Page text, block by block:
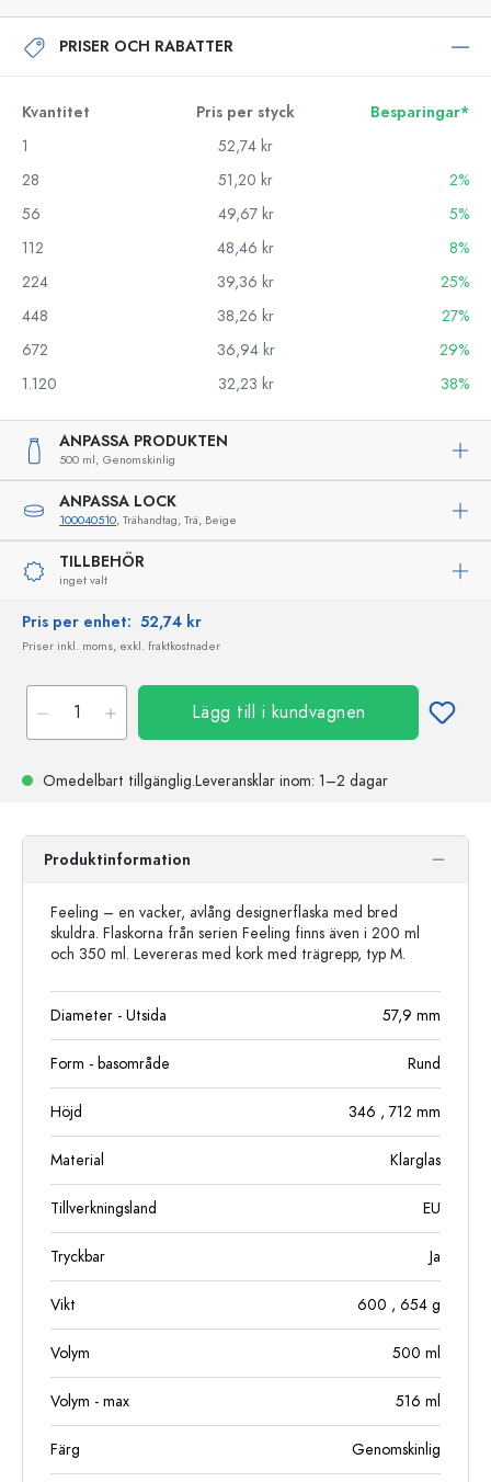
PRISER OCH RABATTER
Kvantitet Pris per styck
Besparingar*
1
52,74 kr
28
51,20 kr
2%
56
49,67 kr
5%
112
48,46 kr
8%
224
39,36 kr
25%
448
38,26 kr
27%
672
36,94 kr
29%
1.120
32,23 kr 38%
ANPASSA PRODUKTEN
500 ml, Genomskinlig
ANPASSA LOCK
100040510, Trähandtag, Trä, Beige
TILLBEHÖR
inget valt
Pris per enhet: 52,74 kr
Priser inkl. moms, exkl. fraktkostnader
Lägg till i kundvagnen
Omedelbart tillgänglig.Leveransklar inom: 1–2 dagar
Produktinformation
Feeling – en vacker, avlång designerflaska med bred
skuldra. Flaskorna från serien Feeling finns även i 200 ml
och 350 ml. Levereras med kork med trägrepp, typ M.
Diameter - Utsida 57,9 mm
Form - basområde Rund
Höjd 346 , 712 mm
Material Klarglas
Tillverkningsland EU
Tryckbar Ja
Vikt 600 , 654 g
Volym 500 ml
Volym - max 516 ml
Färg Genomskinlig